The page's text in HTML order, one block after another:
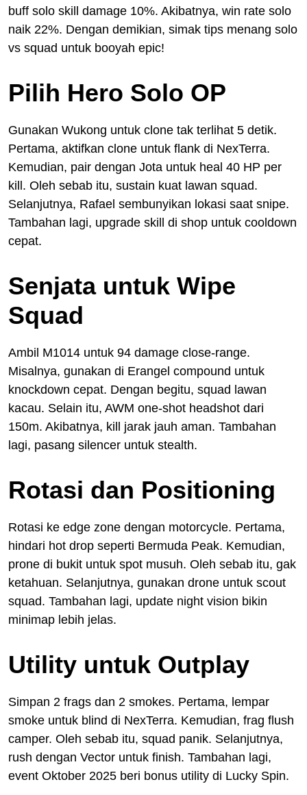
buff solo skill damage 10%. Akibatnya, win rate solo
naik 22%. Dengan demikian, simak tips menang solo
vs squad untuk booyah epic!
Pilih Hero Solo OP
Gunakan Wukong untuk clone tak terlihat 5 detik.
Pertama, aktifkan clone untuk flank di NexTerra.
Kemudian, pair dengan Jota untuk heal 40 HP per
kill. Oleh sebab itu, sustain kuat lawan squad.
Selanjutnya, Rafael sembunyikan lokasi saat snipe.
Tambahan lagi, upgrade skill di shop untuk cooldown
cepat.
Senjata untuk Wipe
Squad
Ambil M1014 untuk 94 damage close-range.
Misalnya, gunakan di Erangel compound untuk
knockdown cepat. Dengan begitu, squad lawan
kacau. Selain itu, AWM one-shot headshot dari
150m. Akibatnya, kill jarak jauh aman. Tambahan
lagi, pasang silencer untuk stealth.
Rotasi dan Positioning
Rotasi ke edge zone dengan motorcycle. Pertama,
hindari hot drop seperti Bermuda Peak. Kemudian,
prone di bukit untuk spot musuh. Oleh sebab itu, gak
ketahuan. Selanjutnya, gunakan drone untuk scout
squad. Tambahan lagi, update night vision bikin
minimap lebih jelas.
Utility untuk Outplay
Simpan 2 frags dan 2 smokes. Pertama, lempar
smoke untuk blind di NexTerra. Kemudian, frag flush
camper. Oleh sebab itu, squad panik. Selanjutnya,
rush dengan Vector untuk finish. Tambahan lagi,
event Oktober 2025 beri bonus utility di Lucky Spin.